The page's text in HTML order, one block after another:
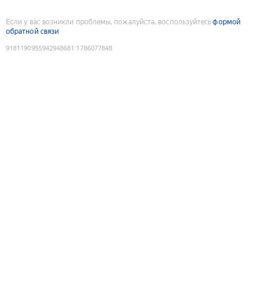
Если у вас возникли проблемы, пожалуйста, воспользуйтесьформой
обратной связи
9181190955942948681 :1786077848